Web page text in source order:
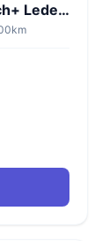
Audi A6 Sportback e-tron quattro Tech+ Leder Nav SHZ